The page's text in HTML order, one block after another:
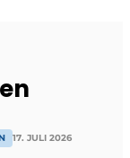
17. JULI 2026